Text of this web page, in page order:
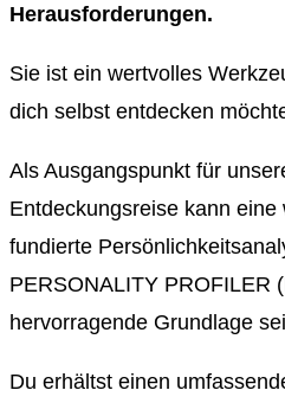
Herausforderungen.
Sie ist ein wertvolles
dich selbst entdecken
Als Ausgangspunkt für
Entdeckungsreise kann eine
fundierte
PERSONALITY PROFILER
hervorragende Grundlage
Du erhältst einen